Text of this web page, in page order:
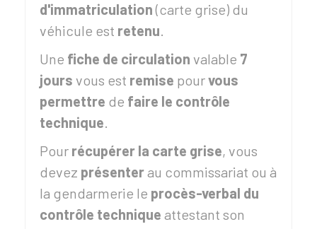
d'immatriculation(carte grise) du
véhicule est retenu.
Une fiche de circulation valable 7
jours vous est remise pourvous
permettre de faire le contrôle
technique.
Pour récupérer la carte grise, vous
devez présenterau commissariat ou à
la gendarmerie le procès-verbal du
contrôle technique attestant son